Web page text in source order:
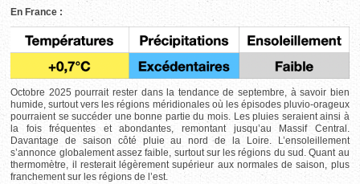
En France :
Octobre 2025 pourrait rester dans la tendance de septembre, à savoir bien
humide, surtout vers les régions méridionales où les épisodes pluvio-orageux
pourraient se succéder une bonne partie du mois. Les pluies seraient ainsi à
la fois fréquentes et abondantes, remontant jusqu’au Massif Central.
Davantage de saison côté pluie au nord de la Loire. L’ensoleillement
s’annonce globalement assez faible, surtout sur les régions du sud. Quant au
thermomètre, il resterait légèrement supérieur aux normales de saison, plus
franchement sur les régions de l’est.